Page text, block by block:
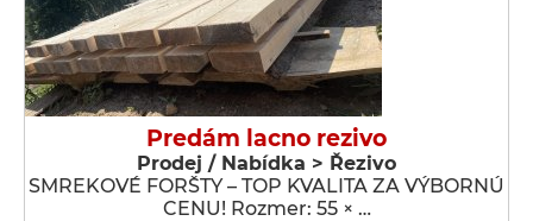
Predám lacno rezivo
Prodej / Nabídka > Řezivo
SMREKOVÉ FORŠTY – TOP KVALITA ZA VÝBORNÚ
CENU! Rozmer: 55 × …